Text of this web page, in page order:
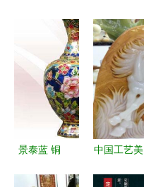
数据分析
规模、趋势
与市场洞察
韵中的古韵
屏风艺术
景泰蓝 铜
中国工艺美